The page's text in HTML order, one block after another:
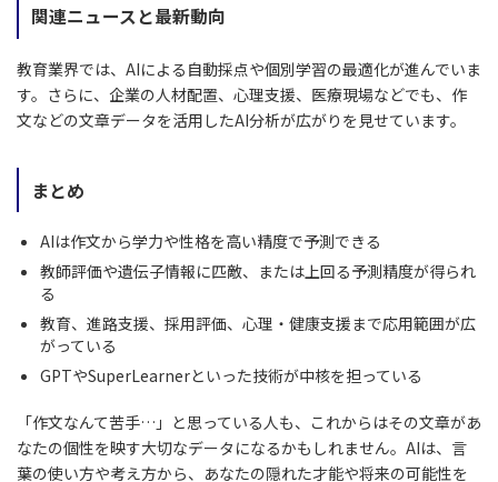
関連ニュースと最新動向
教育業界では、AIによる自動採点や個別学習の最適化が進んでいま
す。さらに、企業の人材配置、心理支援、医療現場などでも、作
文などの文章データを活用したAI分析が広がりを見せています。
まとめ
AIは作文から学力や性格を高い精度で予測できる
教師評価や遺伝子情報に匹敵、または上回る予測精度が得られ
る
教育、進路支援、採用評価、心理・健康支援まで応用範囲が広
がっている
GPTやSuperLearnerといった技術が中核を担っている
「作文なんて苦手…」と思っている人も、これからはその文章があ
なたの個性を映す大切なデータになるかもしれません。AIは、言
葉の使い方や考え方から、あなたの隠れた才能や将来の可能性を